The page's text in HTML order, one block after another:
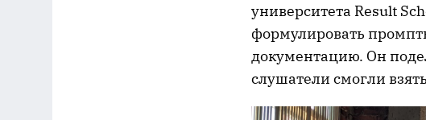
университета Result
формулировать
документацию. Он
слушатели смогли